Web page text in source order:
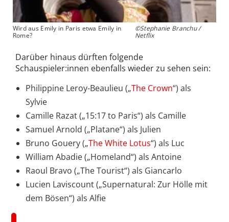
Wird aus Emily in Paris etwa Emily in
Rome?
©Stephanie Branchu /
Netflix
Darüber hinaus dürften folgende
Schauspieler:innen ebenfalls wieder zu sehen sein:
Philippine Leroy-Beaulieu („The Crown“) als
Sylvie
Camille Razat („15:17 to Paris“) als Camille
Samuel Arnold („Platane“) als Julien
Bruno Gouery („The White Lotus“) als Luc
William Abadie („Homeland“) als Antoine
Raoul Bravo („The Tourist“) als Giancarlo
Lucien Laviscount („Supernatural: Zur Hölle mit
dem Bösen“) als Alfie